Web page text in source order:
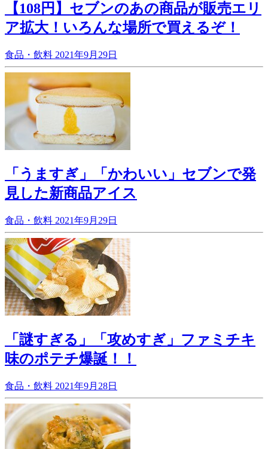
【108円】セブンのあの商品が販売エリ
ア拡大！いろんな場所で買えるぞ！
食品・飲料 2021年9月29日
「うますぎ」「かわいい」セブンで発
見した新商品アイス
食品・飲料 2021年9月29日
「謎すぎる」「攻めすぎ」ファミチキ
味のポテチ爆誕！！
食品・飲料 2021年9月28日